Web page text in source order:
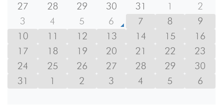
27
28 29 30 31 1
2
3
4 5 6 7 8
9
10
11 12 13 14 15
16
17
18 19 20 21 22
23
24
25 26 27 28 29
30
31
1 2 3 4 5 6